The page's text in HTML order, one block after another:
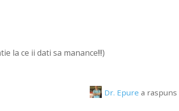
la ce ii dati sa manance!!!)
Dr. Epure a raspuns